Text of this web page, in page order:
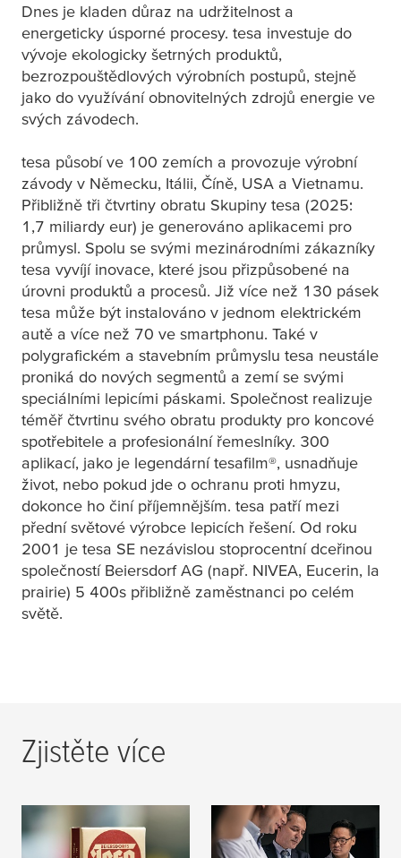
Dnes je kladen důraz na udržitelnost a
energeticky úsporné procesy. tesa investuje do
vývoje ekologicky šetrných produktů,
bezrozpouštědlových výrobních postupů, stejně
jako do využívání obnovitelných zdrojů energie ve
svých závodech.
tesa působí ve 100 zemích a provozuje výrobní
závody v Německu, Itálii, Číně, USA a Vietnamu.
Přibližně tři čtvrtiny obratu Skupiny tesa (2025:
1,7 miliardy eur) je generováno aplikacemi pro
průmysl. Spolu se svými mezinárodními zákazníky
tesa vyvíjí inovace, které jsou přizpůsobené na
úrovni produktů a procesů. Již více než 130 pásek
tesa může být instalováno v jednom elektrickém
autě a více než 70 ve smartphonu. Také v
polygrafickém a stavebním průmyslu tesa neustále
proniká do nových segmentů a zemí se svými
speciálními lepicími páskami. Společnost realizuje
téměř čtvrtinu svého obratu produkty pro koncové
spotřebitele a profesionální řemeslníky. 300
aplikací, jako je legendárnítesafilm®, usnadňuje
život, nebo pokud jde o ochranu proti hmyzu,
dokonce ho činí příjemnějším. tesa patří mezi
přední světové výrobce lepicích řešení. Od roku
2001 je tesa SE nezávislou stoprocentní dceřinou
společností Beiersdorf AG (např. NIVEA, Eucerin, la
prairie) 5 400s přibližně zaměstnanci po celém
světě.
Zjistěte více
Historie společnosti Členství